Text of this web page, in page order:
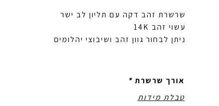
שרשרת זהב דקה עם תליון לב ישר
עשוי זהב 14K
ניתן לבחור גוון זהב ושיבוצי יהלומים
אורך שרשרת*
טבלת מידות